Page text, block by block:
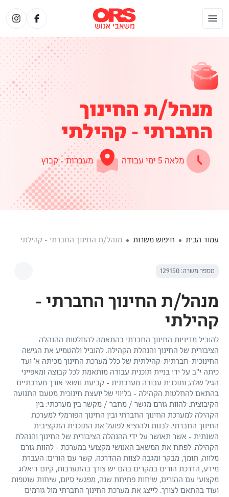
מנהל/ת החינוך
החברתי - קהילתי
מלאה 5 ימי עבודה מעברות - קבוץ
עמוד הבית חיפוש משרות מנהל/ת החינוך החברתי - קהילתי
מספר משרה: 129150
מנהל/ת החינוך החברתי -
קהילתי
להוביל מדיניות החינוך החברתי בהתאמה להחלטות ההנהלה
הציבורית של החינוך והנהלת הקהילה. להוביל ולהטמיע את הגישה
החינוכית-חברתית-קהילתית של כלל מערכת החינוך מכיתה א' ועד
כיתה י"ב על ידי בניית תוכנית עבודה מותאמת לכל קבוצה ומאפייני
הגיל שלה; ותוכנית עבודה מערכתית - קביעת נושאי אורך מערכתיים
בהתאם להחלטות הקהילה - בליווי של יועצת חינוכית מטעם התנועה
הקיבוצית. להוות גורם מגשר / מחבר / מקשר בין מערכתי: בין
הקהילה למערכת החינוך החברתי ובין החינוך הפורמלי למערכת
החינוך החברתי. לבנות ולהוציא לפועל את התוכנית התקציבית
השנתית - אשר תאושר על ידי ההנהלה הציבורית של החינוך והנהלת
הקהילה. לפתח את המשאב האנושי מקצועי במערכת - להוות גורם
מלווה, תומך, מבקר ומגבה לצוות ההדרכה. קשר עם הורים: העברת
מידע, הדרכת הורים במקרים בהם יש צורך בהתערבות, קיום דיאלוג
מקצועי עם ההורים, שיחות פתיחת שנה, מפגשי סיום, שיחות שוטפות
ועוד בהתאם לצורך. לייצג את מערכת החינוך החברתי מול גורמים